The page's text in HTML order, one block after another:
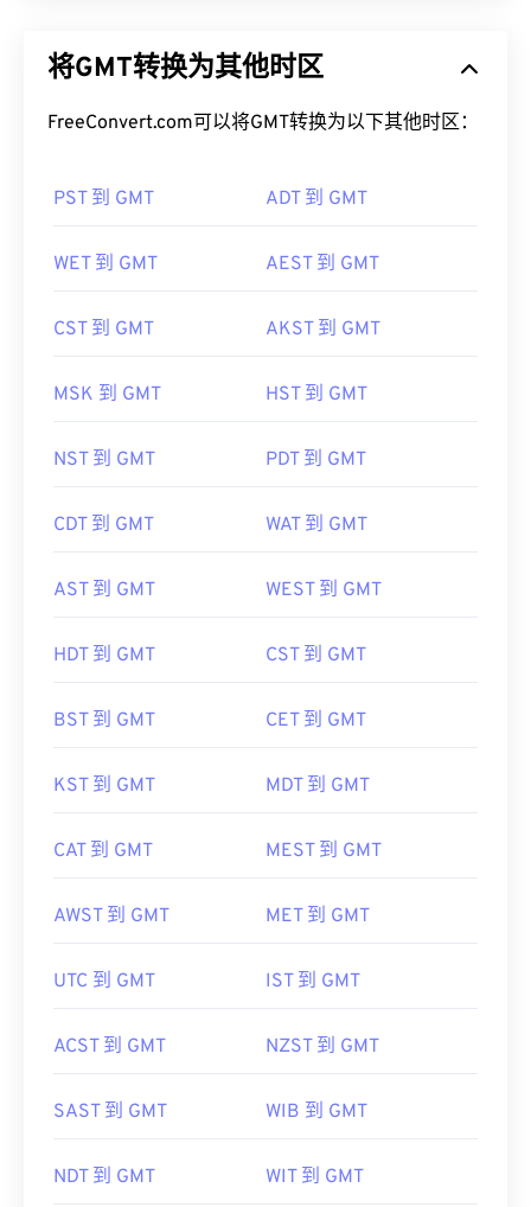
将GMT转换为其他时区
FreeConvert.com可以将GMT转换为以下其他时区：
PST 到 GMT ADT 到 GMT
WET 到 GMT AEST 到 GMT
CST 到 GMT AKST 到 GMT
MSK 到 GMT HST 到 GMT
NST 到 GMT PDT 到 GMT
CDT 到 GMT WAT 到 GMT
AST 到 GMT WEST 到 GMT
HDT 到 GMT CST 到 GMT
BST 到 GMT CET 到 GMT
KST 到 GMT MDT 到 GMT
CAT 到 GMT MEST 到 GMT
AWST 到 GMT MET 到 GMT
UTC 到 GMT IST 到 GMT
ACST 到 GMT NZST 到 GMT
SAST 到 GMT WIB 到 GMT
NDT 到 GMT WIT 到 GMT